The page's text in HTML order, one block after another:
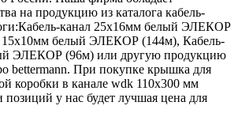
на продукцию из каталога кабель-
канал 25x16мм белый ЭЛЕКОР
15x10мм белый ЭЛЕКОР (144м), Кабель-
ЭЛЕКОР (96м) или другую продукцию
bettermann. При покупке крышка для
коробки в канале wdk 110x300 мм
у нас будет лучшая цена для